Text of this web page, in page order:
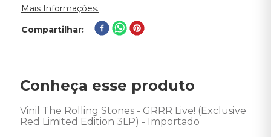
Mais Informações.
Compartilhar
Conheça esse produto
Vinil The Rolling Stones - GRRR Live! (Exclusive
Red Limited Edition 3LP) - Importado